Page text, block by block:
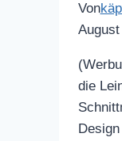
Von
die